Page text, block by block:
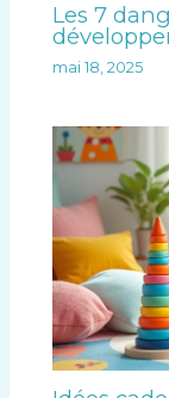
Les 7
mai 18, 2025